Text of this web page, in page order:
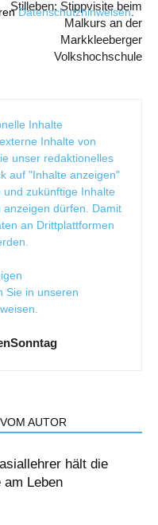
Datenschutzhinweisen.
Stilleben: Stippvisite beim
Malkurs an der
Markkleeberger
Volkshochschule
Inhalte
Inhalte von
unser redaktionelles
auf "Inhalte anzeigen"
zukünftige Inhalte
anzeigen dürfen. Damit
an Drittplattformen
Sie in unseren
AUTOR
hält die
am Leben